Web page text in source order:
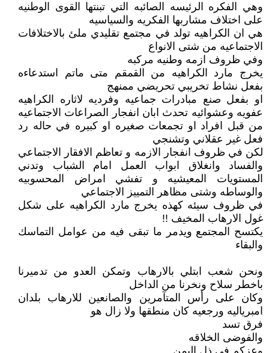
وهي الفكره الرئيسه الصائبه التي تبنتها القوى الوطنيه
على اختلاف مشاربها الفكريه والسياسيه
هي ان الكراهيه تولد في مجتمع تقليدي ملئ بالاختلافات
الاجتماعيه من شتى الانواع
وفي ظروف ازمه وطنيه مركبه
يخرج مارد الكراهيه من القمقم متى ماتم استدعاءه
بفعل نشاط تخريبي تحريضي ممنهج
او بفعل صنع مبادرات جماعيه وفرديه لاثاره الكراهيه
عفويه وعشوائيه تحدث ابان انفجار الصراعات الاجتماعيه
من قبل افراد او تجمعات صغيره او كبيره في حاله رد
فعل غير عقلاني وتشنجي
لكن في ظروف انفجار الازمه و تعاظم الافقار الاجتماعي
والفساد وانغلاق ابواب العمل امام الشباب وتدني
المستويات المعيشيه و تفشي امراض المحسوبيه
والوساطه وشتى مظاهر التمييز الاجتماعي
في ظروف سيئه كهذه يخرج مارد الكراهيه على شكل
غول الارهاب المخيف !!
يكتسح المجتمع ويدمر ما تبقى فيه من عوامل التماسك
والبقاء
ونحن شعب ابتلي بالارهاب وتمكن العدو من تدميرنا
باخطر سلاح ونخرنا من الداخل
وكان على رأس المتآمرين والصانعين للارهاب بلدان
امبرياليه ورجعيه كان منطقها ولا زال هو
فرق تسد
والفوضى الخلاقه